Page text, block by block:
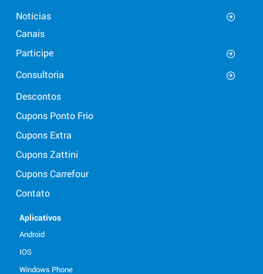
Notícias
Canais
Participe
Consultoria
Descontos
Cupons Ponto Frio
Cupons Extra
Cupons Zattini
Cupons Carrefour
Contato
Aplicativos
Android
IOS
Windows Phone